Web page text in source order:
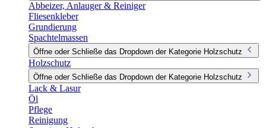
Abbeizer, Anlauger & Reiniger
Fliesenkleber
Grundierung
Spachtelmassen
Öffne oder Schließe das Dropdown der Kategorie Holzschutz
Holzschutz
Öffne oder Schließe das Dropdown der Kategorie Holzschutz
Lack & Lasur
Öl
Pflege
Reinigung